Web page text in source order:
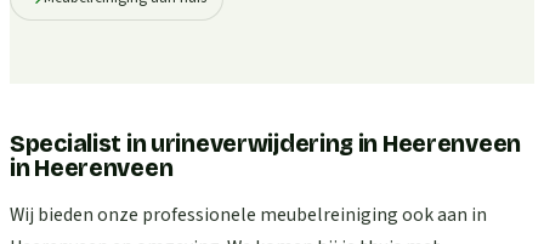
Specialist in urineverwijdering in Heerenveen
inHeerenveen
Wij bieden onze professionele meubelreiniging ook aan in